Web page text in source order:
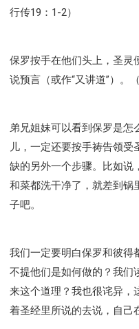
行传19：1-2）
保罗按手在他们头上，圣灵
说预言（或作“又讲道”）。
弟兄姐妹可以看到保罗是怎
儿，一定还要按手祷告领
缺的另外一个步骤。比如说
和菜都洗干净了，就差到锅
子吧。
我们一定要明白保罗和彼得
不提他们是如何做的？我们
来这个道理？我也很诧异，
着圣经里所说的去说，自己